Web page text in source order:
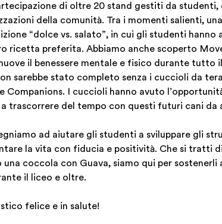
di oltre 20 stand gestiti da studenti,
della comunità. Tra i momenti salienti,
“dolce vs. salato”, in cui gli studenti hanno
ricetta preferita. Abbiamo anche scoperto
il benessere mentale e fisico durante tutto
sarebbe stato completo senza i cuccioli da
Companions. I cuccioli hanno avuto
trascorrere del tempo con questi futuri cani da
ad aiutare gli studenti a sviluppare gli
la vita con fiducia e positività. Che si tratti
una coccola con Guava, siamo qui per
il liceo e oltre.
felice e in salute!